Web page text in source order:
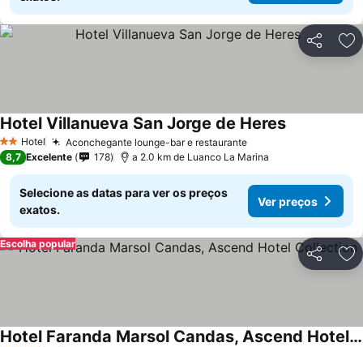
Partilhar
2 Estrelas
Hotel Aconchegante lounge-bar e restauranteVer preços
Hotel Villanueva San Jorge de HeresVer preços
8,7 Excelente 178 a 2.0 km de Luanco La Marina
Selecione as datas para ver os preços
exatos.
Ver preços
Partilhar
Escolha popular
Hotel Faranda Marsol Candas, Ascend Hotel Collection